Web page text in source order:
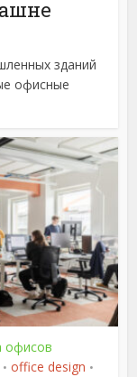
зданий
офисные
офисов
• office design •